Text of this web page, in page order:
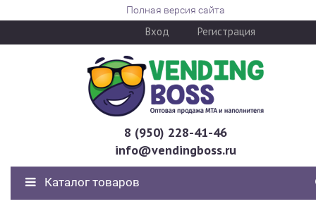
Полная версия сайта
Вход Регистрация
8 (950) 228-41-46
info@vendingboss.ru
Каталог товаров